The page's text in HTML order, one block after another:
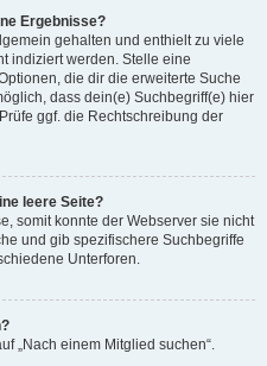
Ergebnisse?
gehalten und enthielt zu viele
indiziert werden. Stelle eine
die dir die erweiterte Suche
dass dein(e) Suchbegriff(e) hier
ggf. die Rechtschreibung der
leere Seite?
somit konnte der Webserver sie nicht
und gib spezifischere Suchbegriffe
Unterforen.
„Nach einem Mitglied suchen“.